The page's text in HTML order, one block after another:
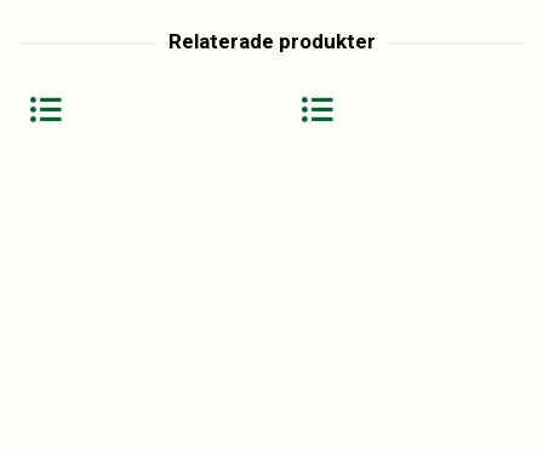
Relaterade produkter